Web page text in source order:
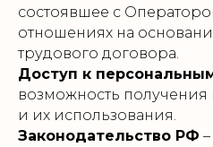
состоявшее с
отношениях на
трудового договора.
Доступ к
возможность
и их использования.
Законодательство РФ